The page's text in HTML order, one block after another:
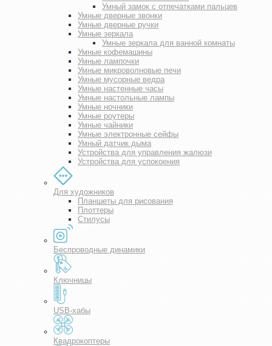
Умный замок с отпечатками пальцев
Умные дверные звонки
Умные дверные ручки
Умные зеркала
Умные зеркала для ванной комнаты
Умные кофемашины
Умные лампочки
Умные микроволновые печи
Умные мусорные ведра
Умные настенные часы
Умные настольные лампы
Умные ночники
Умные роутеры
Умные чайники
Умные электронные сейфы
Умный датчик дыма
Устройства для управления жалюзи
Устройства для успокоения
Для художников
Планшеты для рисования
Плоттеры
Стилусы
Беспроводные динамики
Ключницы
USB-хабы
Квадрокоптеры